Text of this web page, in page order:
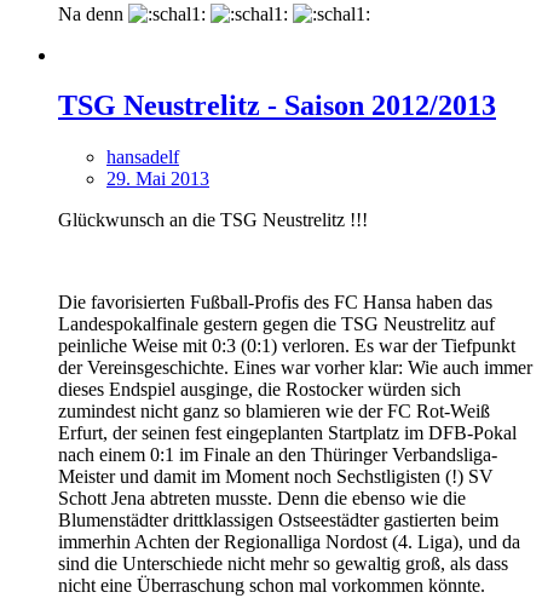
Na denn
TSG Neustrelitz - Saison 2012/2013
hansadelf
29. Mai 2013
Glückwunsch an die TSG Neustrelitz !!!
Die favorisierten Fußball-Profis des FC Hansa haben das
Landespokalfinale gestern gegen die TSG Neustrelitz auf
peinliche Weise mit 0:3 (0:1) verloren. Es war der Tiefpunkt
der Vereinsgeschichte. Eines war vorher klar: Wie auch immer
dieses Endspiel ausginge, die Rostocker würden sich
zumindest nicht ganz so blamieren wie der FC Rot-Weiß
Erfurt, der seinen fest eingeplanten Startplatz im DFB-Pokal
nach einem 0:1 im Finale an den Thüringer Verbandsliga-
Meister und damit im Moment noch Sechstligisten (!) SV
Schott Jena abtreten musste. Denn die ebenso wie die
Blumenstädter drittklassigen Ostseestädter gastierten beim
immerhin Achten der Regionalliga Nordost (4. Liga), und da
sind die Unterschiede nicht mehr so gewaltig groß, als dass
nicht eine Überraschung schon mal vorkommen könnte.